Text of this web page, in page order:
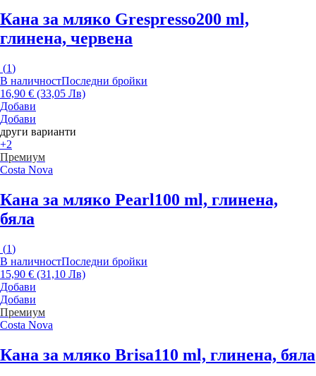
Кана за мляко Grespresso200 ml,
глинена, червена
(1)
В наличностПоследни бройки
16,90 € (33,05 Лв)
Добави
Добави
други варианти
+2
Премиум
Costa Nova
Кана за мляко Pearl100 ml, глинена,
бяла
(1)
В наличностПоследни бройки
15,90 € (31,10 Лв)
Добави
Добави
Премиум
Costa Nova
Кана за мляко Brisa110 ml, глинена, бяла